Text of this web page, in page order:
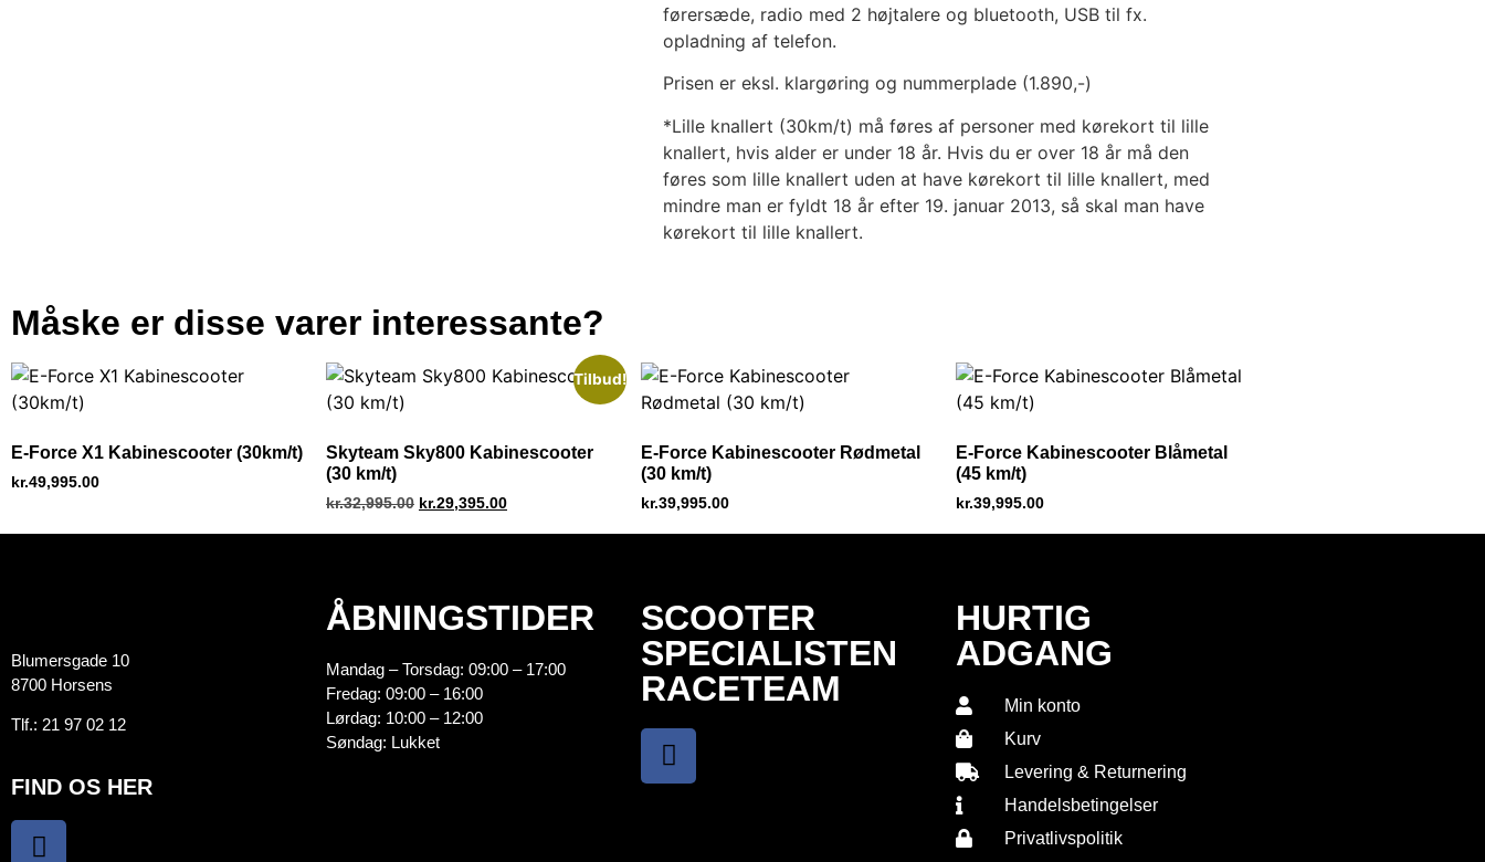
førersæde, radio med 2 højtalere og bluetooth, USB til fx.
opladning af telefon.
Prisen er eksl. klargøring og nummerplade (1.890,-)
*Lille knallert (30km/t) må føres af personer med kørekort til lille
knallert, hvis alder er under 18 år. Hvis du er over 18 år må den
føres som lille knallert uden at have kørekort til lille knallert, med
mindre man er fyldt 18 år efter 19. januar 2013, så skal man have
kørekort til lille knallert.
Måske er disse varer interessante?
E-Force X1 Kabinescooter (30km/t)
kr.49,995.00
Tilbud!
Skyteam Sky800 Kabinescooter
(30 km/t)
kr.32,995.00 kr.29,395.00
E-Force Kabinescooter Rødmetal
(30 km/t)
kr.39,995.00
E-Force Kabinescooter Blåmetal
(45 km/t)
kr.39,995.00
Blumersgade 10
8700 Horsens
Tlf.: 21 97 02 12
FIND OS HER
ÅBNINGSTIDER
Mandag – Torsdag: 09:00 – 17:00
Fredag: 09:00 – 16:00
Lørdag: 10:00 – 12:00
Søndag: Lukket
SCOOTER
SPECIALISTEN
RACETEAM
HURTIG
ADGANG
Min konto
Kurv
Levering & Returnering
Handelsbetingelser
Privatlivspolitik